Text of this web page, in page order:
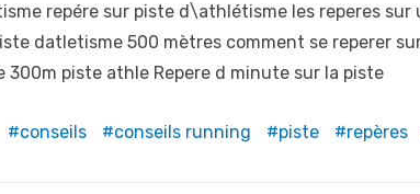
repére sur piste d\athlétisme les reperes sur
datletisme 500 mètres comment se reperer
300m piste athle Repere d minute sur la piste
conseils conseils running piste repères